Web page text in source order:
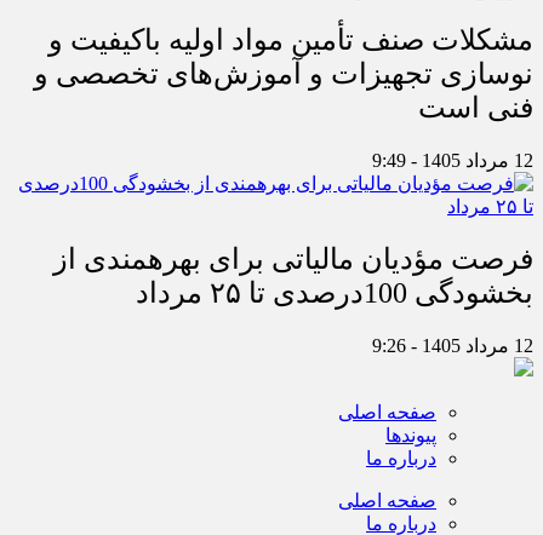
مشکلات صنف تأمین مواد اولیه باکیفیت و
نوسازی تجهیزات و آموزش‌های تخصصی و
فنی است
12 مرداد 1405 - 9:49
فرصت مؤدیان مالیاتی برای بهره‎مندی از
بخشودگی 100درصدی تا ۲۵ مرداد
12 مرداد 1405 - 9:26
صفحه اصلی
پیوندها
درباره ما
صفحه اصلی
درباره ما